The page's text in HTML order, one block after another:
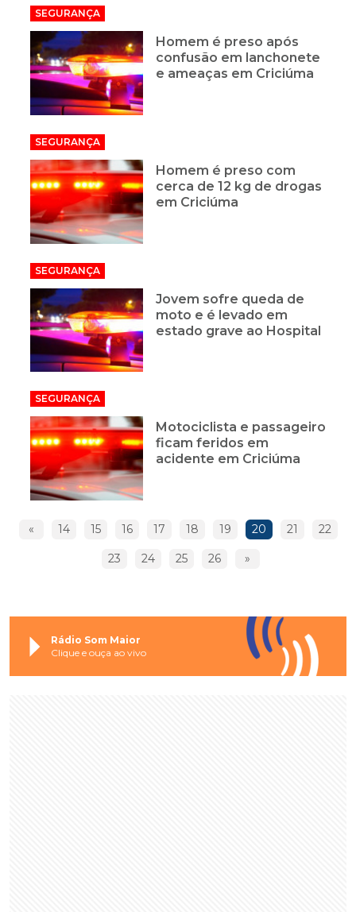
SEGURANÇA
Homem é preso após
confusão em lanchonete
e ameaças em Criciúma
SEGURANÇA
Homem é preso com
cerca de 12 kg de drogas
em Criciúma
SEGURANÇA
Jovem sofre queda de
moto e é levado em
estado grave ao Hospital
SEGURANÇA
Motociclista e passageiro
ficam feridos em
acidente em Criciúma
« 14 15 16 17 18 19 20 21 22
23 24 25 26 »
Rádio Som Maior
Clique e ouça ao vivo